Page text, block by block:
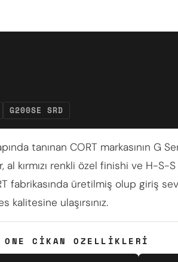
G200SE SRD
tanınan CORT markasının
kırmızı renkli özel finishi ve H-S-
fabrikasında üretilmiş olup giriş
ulaşırsınız.
ONE CIKAN OZELLIKLERI